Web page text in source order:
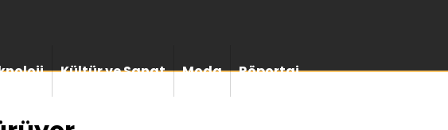
Kültür ve Sanat Moda Röportaj